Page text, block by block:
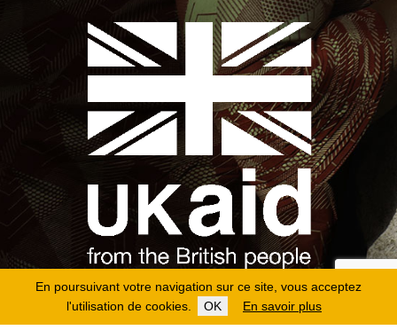
En poursuivant votre navigation sur ce site, vous acceptez
l'utilisation de cookies.
OK En savoir plus